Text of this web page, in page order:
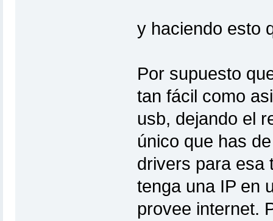
y haciendo esto
Por supuesto
tan fácil como
usb, dejando el
único que has
drivers para esa
tenga una IP en
provee internet.